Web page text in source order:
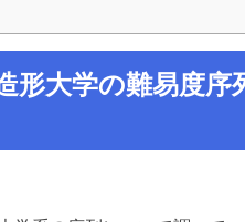
形大学の難易度